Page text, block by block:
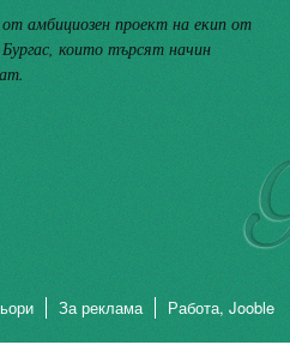
амбициозен проект на екип от
които търсят начин
За реклама Работа, Jooble